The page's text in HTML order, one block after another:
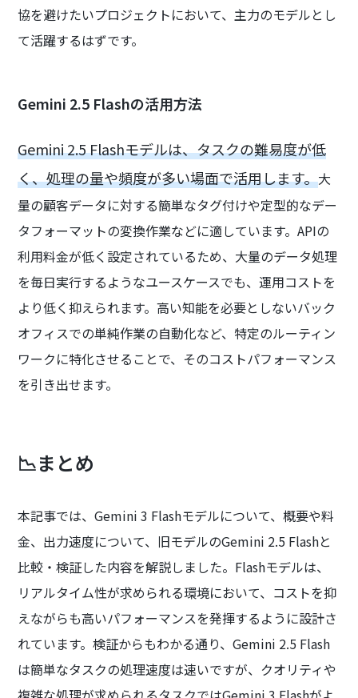
協を避けたいプロジェクトにおいて、主力のモデルとし
て活躍するはずです。
Gemini 2.5 Flashの活用方法
Gemini 2.5 Flashモデルは、タスクの難易度が低
く、処理の量や頻度が多い場面で活用します。大
量の顧客データに対する簡単なタグ付けや定型的なデー
タフォーマットの変換作業などに適しています。APIの
利用料金が低く設定されているため、大量のデータ処理
を毎日実行するようなユースケースでも、運用コストを
より低く抑えられます。高い知能を必要としないバック
オフィスでの単純作業の自動化など、特定のルーティン
ワークに特化させることで、そのコストパフォーマンス
を引き出せます。
📉まとめ
本記事では、Gemini 3 Flashモデルについて、概要や料
金、出力速度について、旧モデルのGemini 2.5 Flashと
比較・検証した内容を解説しました。Flashモデルは、
リアルタイム性が求められる環境において、コストを抑
えながらも高いパフォーマンスを発揮するように設計さ
れています。検証からもわかる通り、Gemini 2.5 Flash
は簡単なタスクの処理速度は速いですが、クオリティや